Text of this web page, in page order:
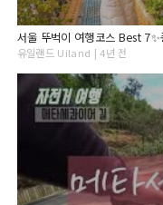
서울 뚜벅이 여행코스 Best
유일랜드 Uiland | 4년 전